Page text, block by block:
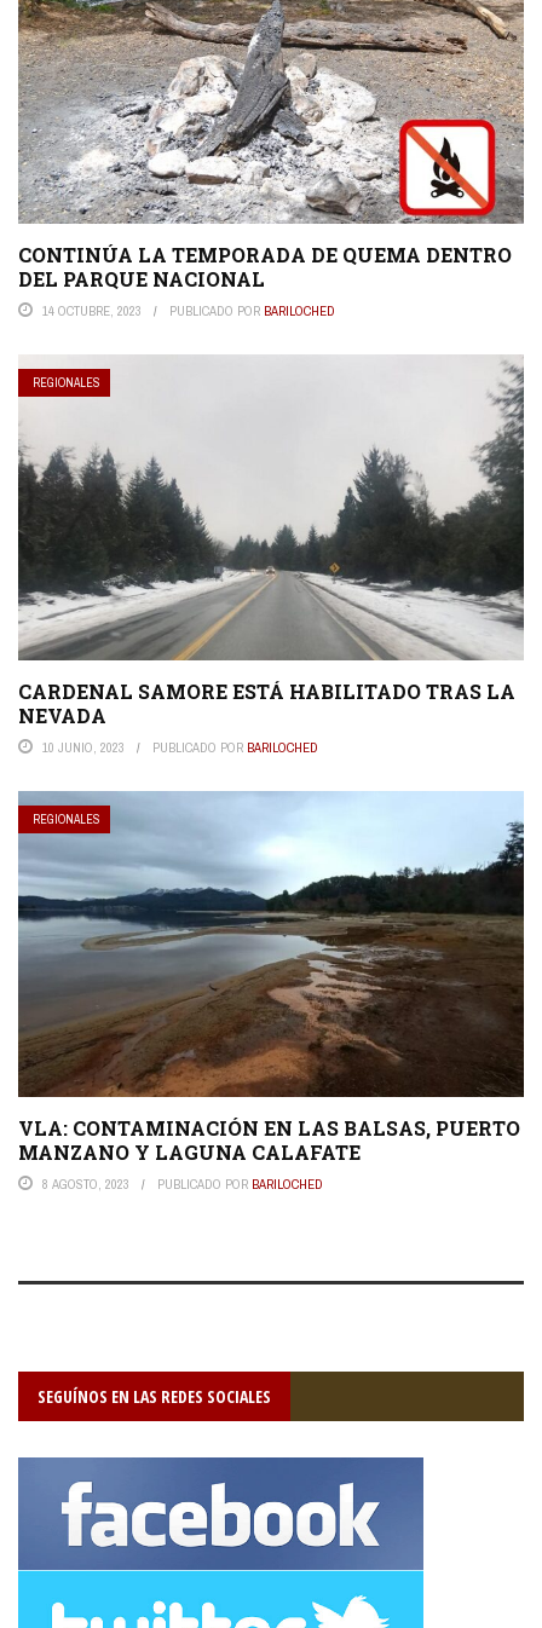
CONTINÚA LA TEMPORADA DE QUEMA DENTRO
DEL PARQUE NACIONAL
14 OCTUBRE, 2023 PUBLICADO POR BARILOCHED
REGIONALES
CARDENAL SAMORE ESTÁ HABILITADO TRAS LA
NEVADA
10 JUNIO, 2023 PUBLICADO POR BARILOCHED
REGIONALES
VLA: CONTAMINACIÓN EN LAS BALSAS, PUERTO
MANZANO Y LAGUNA CALAFATE
8 AGOSTO, 2023 PUBLICADO POR BARILOCHED
SEGUÍNOS EN LAS REDES SOCIALES